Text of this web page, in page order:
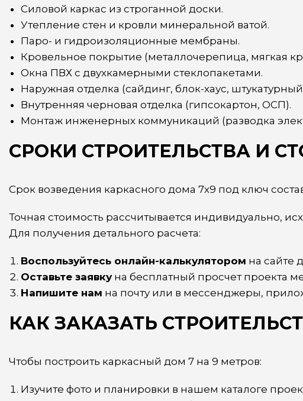
Силовой каркас из строганной доски.
Утепление стен и кровли минеральной ватой.
Паро- и гидроизоляционные мембраны.
Кровельное покрытие (металлочерепица, мягкая
Окна ПВХ с двухкамерными стеклопакетами.
Наружная отделка (сайдинг, блок-хаус,
Внутренняя черновая отделка (гипсокартон, ОСП).
Монтаж инженерных коммуникаций (разводка
СРОКИ СТРОИТЕЛЬСТВА И
Срок возведения каркасного дома 7х9 под ключ
Точная стоимость рассчитывается индивидуально,
Для получения детального расчета:
Воспользуйтесь онлайн-калькулятором на сайте
Оставьте заявкуна бесплатный просчет проекта
Напишите нам на почту или в мессенджеры,
КАК ЗАКАЗАТЬ
Чтобы построить каркасный дом 7 на 9 метров:
Изучите фото и планировки в нашем каталоге